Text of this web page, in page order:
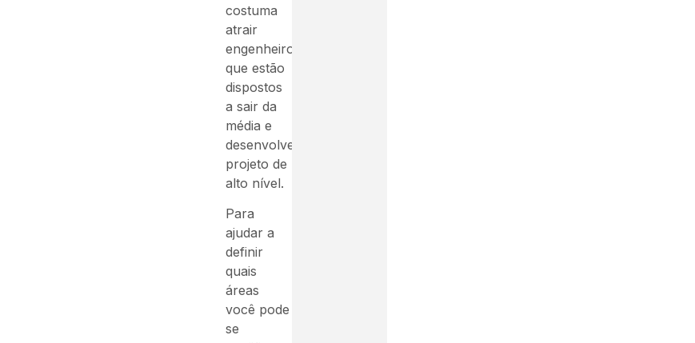
costuma
atrair
engenheiros
que estão
dispostos
a sair da
média e
desenvolver
projeto de
alto nível.
Para
ajudar a
definir
quais
áreas
você pode
se